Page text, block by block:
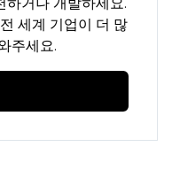
세계 기업이 더 많
주세요.